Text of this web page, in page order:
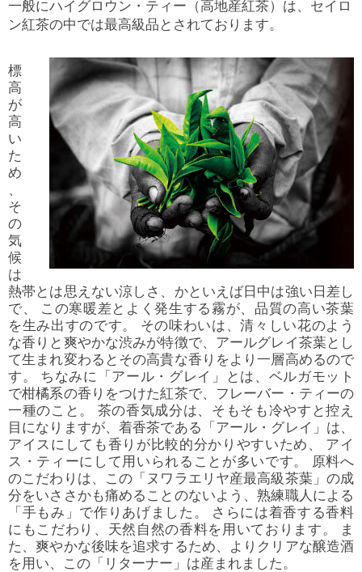
一般にハイグロウン・ティー（高地産紅茶）は、セイロ
ン紅茶の中では最高級品とされております。
標
高
が
高
い
た
め
、
そ
の
気
候
は
熱帯とは思えない涼しさ、かといえば日中は強い日差し
で、 この寒暖差とよく発生する霧が、品質の高い茶葉
を生み出すのです。 その味わいは、清々しい花のよう
な香りと爽やかな渋みが特徴で、アールグレイ茶葉とし
て生まれ変わるとその高貴な香りをより一層高めるので
す。 ちなみに「アール・グレイ」とは、ベルガモット
で柑橘系の香りをつけた紅茶で、フレーバー・ティーの
一種のこと。 茶の香気成分は、そもそも冷やすと控え
目になりますが、着香茶である「アール・グレイ」は、
アイスにしても香りが比較的分かりやすいため、 アイ
ス・ティーにして用いられることが多いです。 原料へ
のこだわりは、この「ヌワラエリヤ産最高級茶葉」の成
分をいささかも痛めることのないよう、熟練職人による
「手もみ」で作りあげました。 さらには着香する香料
にもこだわり、天然自然の香料を用いております。 ま
た、爽やかな後味を追求するため、よりクリアな醸造酒
を用い、この「リターナー」は産まれました。